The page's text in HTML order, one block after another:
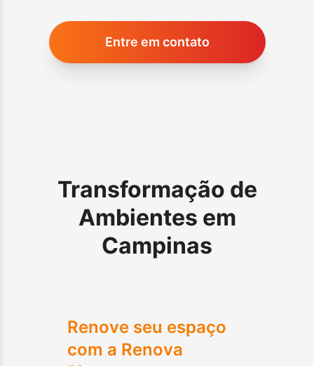
Entre em contato
Transformação de
Ambientes em
Campinas
Renove seu espaço
com a Renova